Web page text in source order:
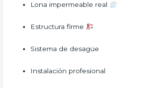
Lona impermeable real
Estructura firme
Sistema de desagüe
Instalación profesional